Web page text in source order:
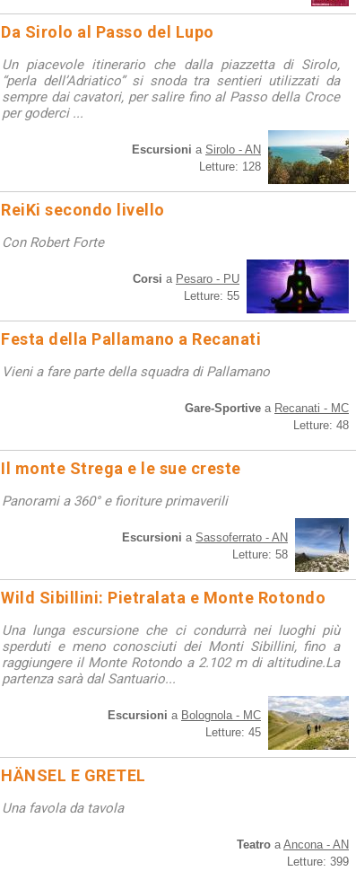
Da Sirolo al Passo del Lupo
Un piacevole itinerario che dalla piazzetta di Sirolo,
“perla dell’Adriatico” si snoda tra sentieri utilizzati da
sempre dai cavatori, per salire fino al Passo della Croce
per goderci ...
Escursioni a Sirolo - AN
Letture: 128
ReiKi secondo livello
Con Robert Forte
Corsi a Pesaro - PU
Letture: 55
Festa della Pallamano a Recanati
Vieni a fare parte della squadra di Pallamano
Gare-Sportive a Recanati - MC
Letture: 48
Il monte Strega e le sue creste
Panorami a 360° e fioriture primaverili
Escursioni a Sassoferrato - AN
Letture: 58
Wild Sibillini: Pietralata e Monte Rotondo
Una lunga escursione che ci condurrà nei luoghi più
sperduti e meno conosciuti dei Monti Sibillini, fino a
raggiungere il Monte Rotondo a 2.102 m di altitudine.La
partenza sarà dal Santuario...
Escursioni a Bolognola - MC
Letture: 45
HÄNSEL E GRETEL
Una favola da tavola
Teatro aAncona - AN
Letture: 399